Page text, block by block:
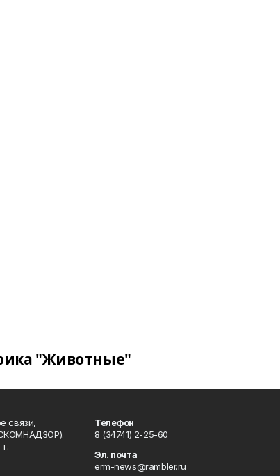
"Животные"
связи,
Телефон
8 (34741) 2-25-60
Эл. почта
erm-news@rambler.ru